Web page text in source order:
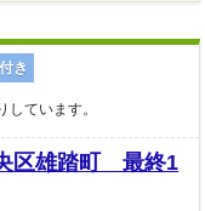
き
しています。
区雄踏町 最終1